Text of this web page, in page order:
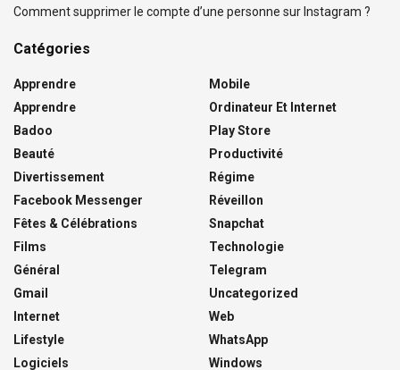
Comment supprimer le compte d’une personne sur Instagram ?
Catégories
Apprendre
Apprendre
Badoo
Beauté
Divertissement
Facebook Messenger
Fêtes & Célébrations
Films
Général
Gmail
Internet
Lifestyle
Logiciels
Mobile
Ordinateur Et Internet
Play Store
Productivité
Régime
Réveillon
Snapchat
Technologie
Telegram
Uncategorized
Web
WhatsApp
Windows